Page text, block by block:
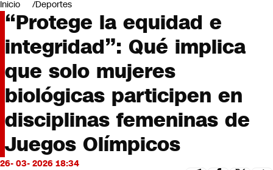
Negocios
Deportes
Programas completos
Cultura
Servicios
Bits
CNN Data
CNN tiempo
Futuro 360
Opinión
Inicio Deportes
“Protege la equidad e
integridad”: Qué implica
que solo mujeres
biológicas participen en
disciplinas femeninas de
Juegos Olímpicos
26- 03- 2026 18:34